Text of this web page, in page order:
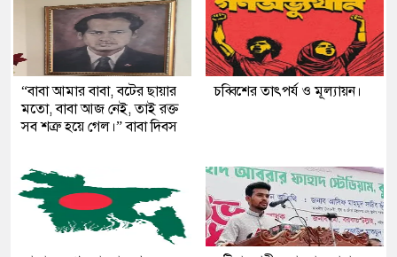
“বাবা আমার বাবা, বটের ছায়ার
মতো, বাবা আজ নেই, তাই রক্ত
সব শত্রু হয়ে গেল।” বাবা দিবস
চব্বিশের তাৎপর্য ও মূল্যায়ন।